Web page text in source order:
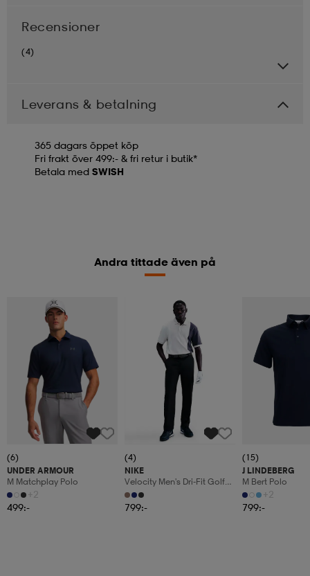
Recensioner
(4)
Leverans & betalning
365 dagars öppet köp
Fri frakt över 499:- & fri retur i butik*
Betala med SWISH
Andra tittade även på
(6)
UNDER ARMOUR
M Matchplay Polo
+2
499:-
(4)
NIKE
Velocity Men's Dri-Fit Golf
Pants
799:-
(15)
J LINDEBERG
M Bert Polo
+2
799:-